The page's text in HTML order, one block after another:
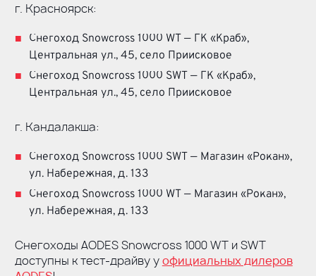
г. Красноярск:
Снегоход Snowcross 1000 WT — ГК «Краб»,
Центральная ул., 45, село Приисковое
Снегоход Snowcross 1000 SWT — ГК «Краб»,
Центральная ул., 45, село Приисковое
г. Кандалакша:
Снегоход Snowcross 1000 SWT — Магазин «Рокан»,
ул. Набережная, д. 133
Снегоход Snowcross 1000 WT — Магазин «Рокан»,
ул. Набережная, д. 133
Снегоходы AODES Snowcross 1000 WT и SWT
доступны ктест-драйвууофициальных дилеров